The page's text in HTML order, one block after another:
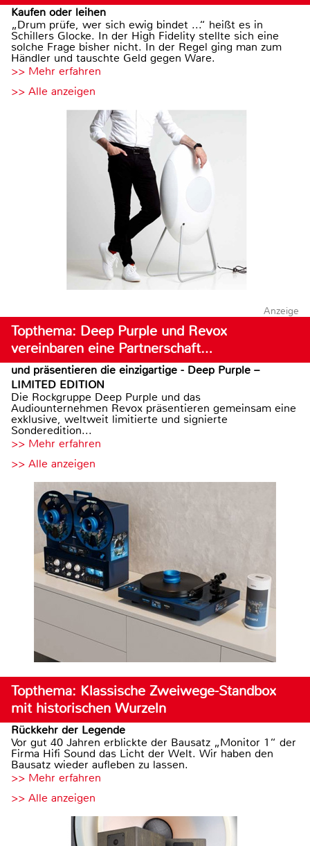
Kaufen oder leihen
„Drum prüfe, wer sich ewig bindet ...“ heißt es in
Schillers Glocke. In der High Fidelity stellte sich eine
solche Frage bisher nicht. In der Regel ging man zum
Händler und tauschte Geld gegen Ware.
>> Mehr erfahren
>> Alle anzeigen
Anzeige
Topthema: Deep Purple und Revox
vereinbaren eine Partnerschaft…
und präsentieren die einzigartige - Deep Purple –
LIMITED EDITION
Die Rockgruppe Deep Purple und das
Audiounternehmen Revox präsentieren gemeinsam eine
exklusive, weltweit limitierte und signierte
Sonderedition...
>> Mehr erfahren
>> Alle anzeigen
Topthema: Klassische Zweiwege-Standbox
mit historischen Wurzeln
Rückkehr der Legende
Vor gut 40 Jahren erblickte der Bausatz „Monitor 1“ der
Firma Hifi Sound das Licht der Welt. Wir haben den
Bausatz wieder aufleben zu lassen.
>> Mehr erfahren
>> Alle anzeigen